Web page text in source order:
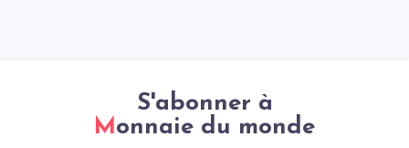
S'abonner à
Monnaie du monde